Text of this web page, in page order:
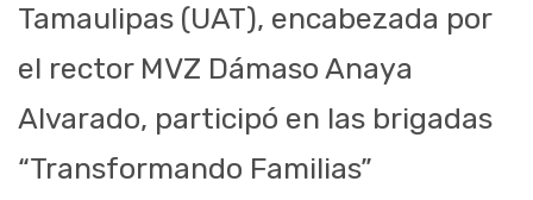
Tamaulipas (UAT), encabezada por
el rector MVZ Dámaso Anaya
Alvarado, participó en las brigadas
“Transformando Familias”